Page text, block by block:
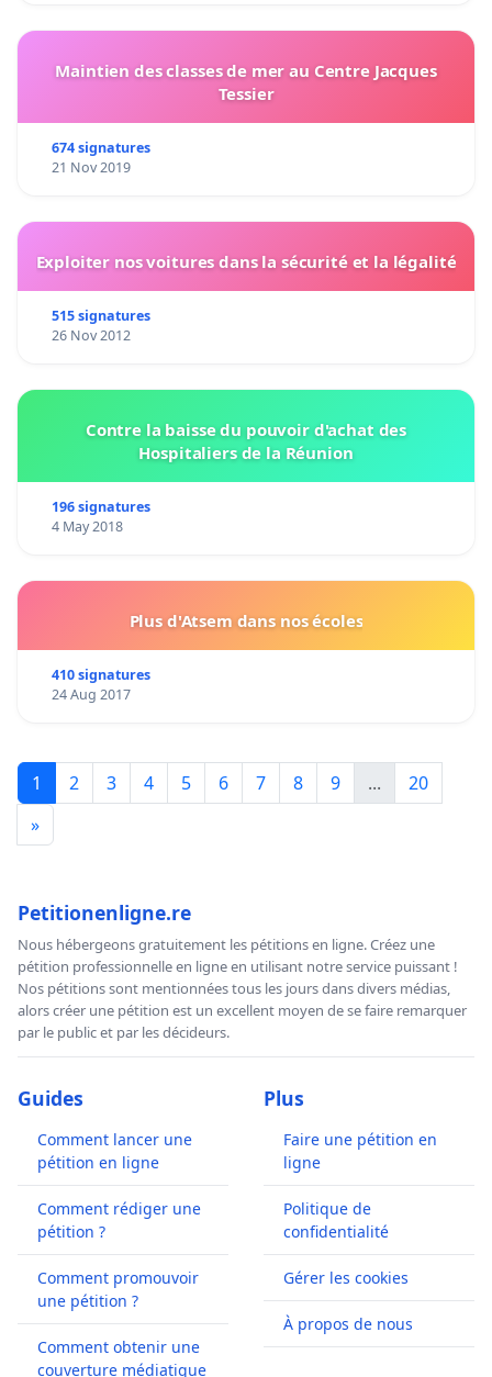
Maintien des classes de mer au Centre Jacques
Tessier
674 signatures
21 Nov 2019
Exploiter nos voitures dans la sécurité et la légalité
515 signatures
26 Nov 2012
Contre la baisse du pouvoir d'achat des
Hospitaliers de la Réunion
196 signatures
4 May 2018
Plus d'Atsem dans nos écoles
410 signatures
24 Aug 2017
1 2 3 4 5 6 7 8 9 ...
20
»
Petitionenligne.re
Nous hébergeons gratuitement les pétitions en ligne. Créez une
pétition professionnelle en ligne en utilisant notre service puissant !
Nos pétitions sont mentionnées tous les jours dans divers médias,
alors créer une pétition est un excellent moyen de se faire remarquer
par le public et par les décideurs.
Guides
Comment lancer une
pétition en ligne
Comment rédiger une
pétition ?
Comment promouvoir
une pétition ?
Comment obtenir une
couverture médiatique
Plus
Faire une pétition en
ligne
Politique de
confidentialité
Gérer les cookies
À propos de nous